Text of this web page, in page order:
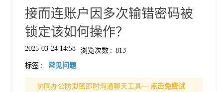
接而连账户因多次输错密码被
锁定该如何操作？
2025-03-24 14:58 浏览次数 : 813
标签 : 常见问题
协同办公防泄密即时沟通聊天工具— 点击免费试